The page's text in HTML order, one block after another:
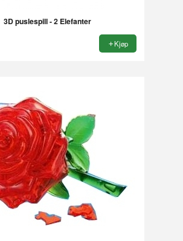
3D puslespill - 2 Elefanter
Kjøp